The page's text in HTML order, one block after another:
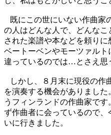
既にこの世にいない作曲家
の人はどんな人で、どんな
された楽譜や本などを頼り
ベートーベンやモーツァルト
違っているのでは…とさえ思
しかし、８月末に現役の作
を演奏する機会がありまし
うフィンランドの作曲家で
ず作曲者に会っているので
いに行きました。